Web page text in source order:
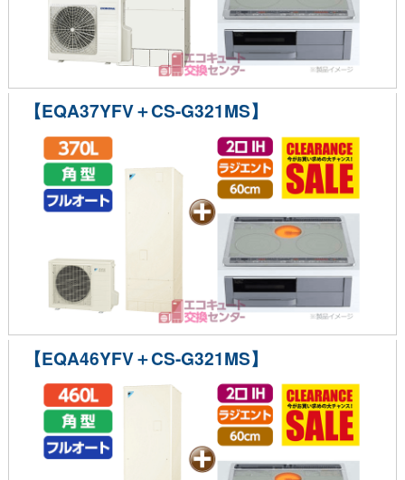
【EQA37YFV＋CS-G321MS】
【EQA46YFV＋CS-G321MS】